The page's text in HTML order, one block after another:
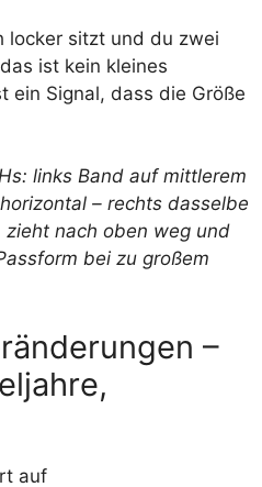
locker sitzt und du zwei
ist kein kleines
ein Signal, dass die Größe
–
auf